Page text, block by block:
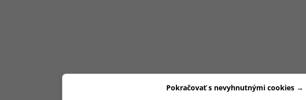
Pokračovať s nevyhnutnými cookies →